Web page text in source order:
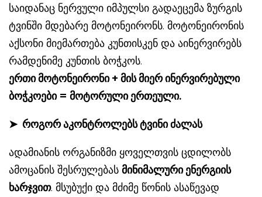
საიდანაც ნერვული იმპულსი გადაეცემა ზურგის
ტვინში მდებარე მოტონეირონს. მოტონეირონის
აქსონი მიემართება კუნთისკენ და აინერვირებს
რამდენიმე კუნთის ბოჭკოს.
ერთი მოტონეირონი + მის მიერ ინერვირებული
ბოჭკოები = მოტორული ერთეული.
➤ როგორ აკონტროლებს ტვინი ძალას
ადამიანის ორგანიზმი ყოველთვის ცდილობს
ამოცანის შესრულებას მინიმალური ენერგიის
ხარჯვით. მსუბუქი და მძიმე წონის ასაწევად